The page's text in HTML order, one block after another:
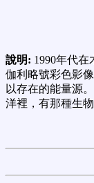
說明: 1990年代在
伽利略號彩色影
以存在的能量源
洋裡，有那種生